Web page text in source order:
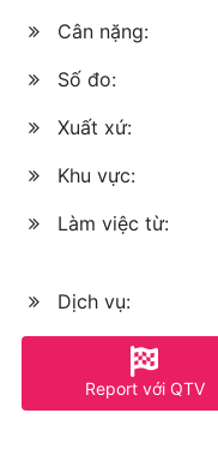
Cân nặng:
Số đo:
Xuất xứ:
Khu vực:
Làm việc từ:
Dịch vụ:
Report với QTV